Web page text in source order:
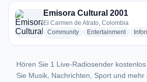
1 Radiosender aus El Carmen de Atrato
Emisora Cultural 2001
El Carmen de Atrato, Colombia
Communityradio stations
Entertainmentradio
Hören Sie 1 Live-Radiosender
Sie Musik, Nachrichten, Sport und